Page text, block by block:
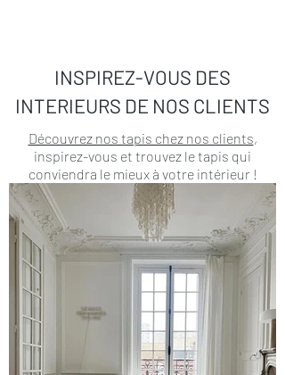
INSPIREZ-VOUS DES
INTERIEURS DE NOS CLIENTS
Découvrez nos tapis chez nos clients,
inspirez-vous et trouvez le tapis qui
conviendra le mieux à votre intérieur !